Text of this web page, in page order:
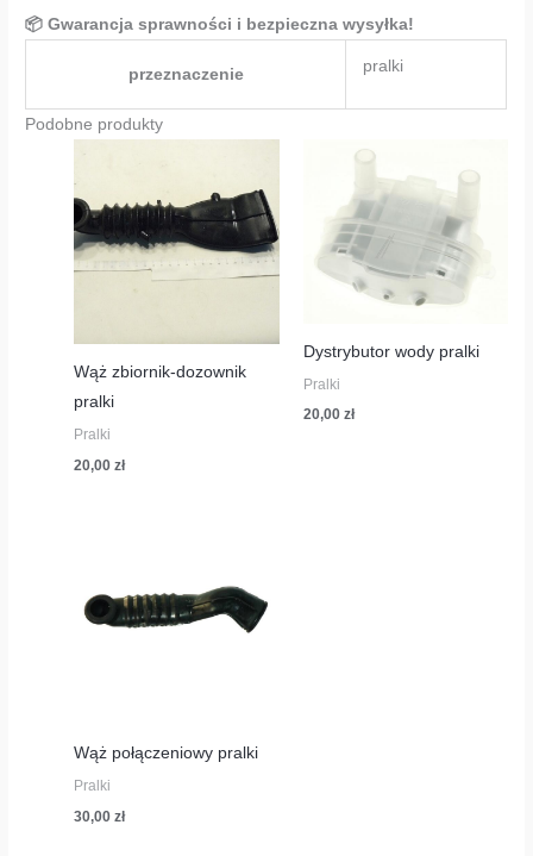
📦 Gwarancja sprawności i bezpieczna wysyłka!
przeznaczenie pralki
Podobne produkty
Wąż zbiornik-dozownik
pralki
Pralki
20,00zł
Dystrybutor wody pralki
Pralki
20,00 zł
Wąż połączeniowy pralki
Pralki
30,00zł